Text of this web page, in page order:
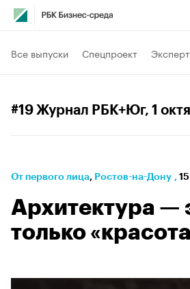
Все выпуски Спецпроект
#19 Журнал РБК+Юг, 1
От первого лица⁠, Ростов-на-Дону ,
Архитектура —
только